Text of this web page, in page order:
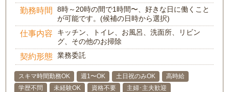
勤務時間
8時～20時の間で1時間〜、好きな日に働くこと
が可能です。(候補の日時から選択)
仕事内容
キッチン、トイレ、お風呂、洗面所、リビン
グ、その他のお掃除
契約形態 業務委託
スキマ時間勤務OK 週1〜OK 土日祝のみOK
高時給
学歴不問
未経験OK 資格不要
主婦･主夫歓迎